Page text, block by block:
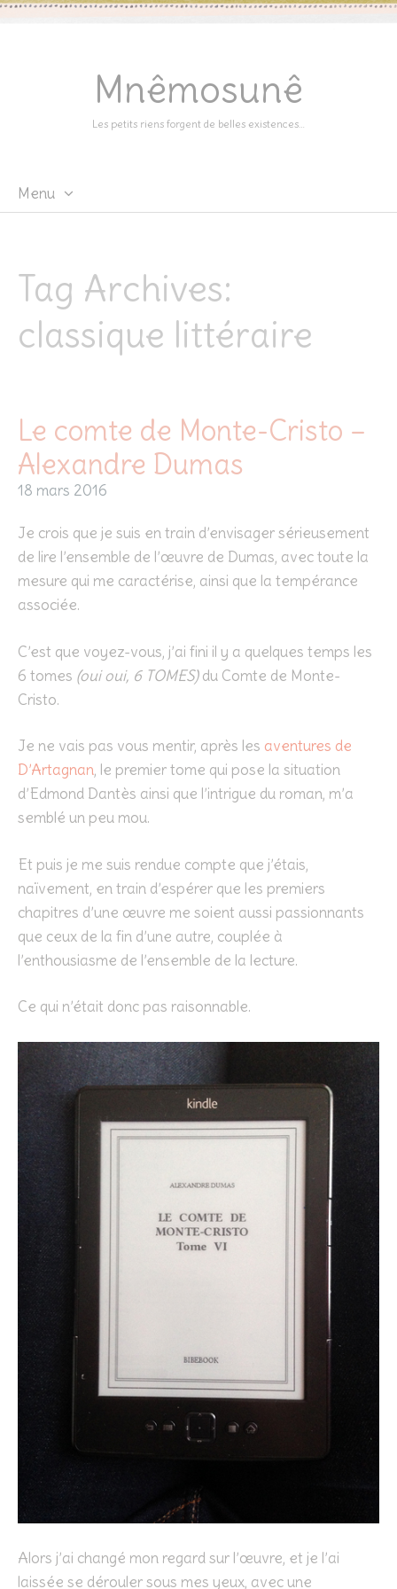
Mnêmosunê
Les petits riens forgent de belles existences…
Menu
Tag Archives:
classique littéraire
Le comte de Monte-Cristo –
Alexandre Dumas
18 mars 2016
Je crois que je suis en train d’envisager sérieusement
de lire l’ensemble de l’œuvre de Dumas, avec toute la
mesure qui me caractérise, ainsi que la tempérance
associée.
C’est que voyez-vous, j’ai fini il y a quelques temps les
6 tomes (oui oui, 6 TOMES)du Comte de Monte-
Cristo.
Je ne vais pas vous mentir, après les aventures de
D’Artagnan, le premier tome qui pose la situation
d’Edmond Dantès ainsi que l’intrigue du roman, m’a
semblé un peu mou.
Et puis je me suis rendue compte que j’étais,
naïvement, en train d’espérer que les premiers
chapitres d’une œuvre me soient aussi passionnants
que ceux de la fin d’une autre, couplée à
l’enthousiasme de l’ensemble de la lecture.
Ce qui n’était donc pas raisonnable.
Alors j’ai changé mon regard sur l’œuvre, et je l’ai
laissée se dérouler sous mes yeux, avec une